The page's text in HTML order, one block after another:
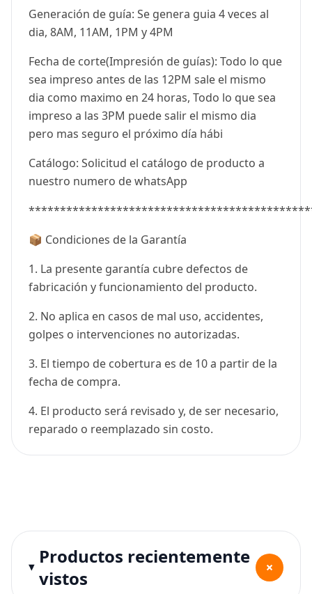
Generación de guía: Se genera guia 4 veces al
dia, 8AM, 11AM, 1PM y 4PM
Fecha de corte(Impresión de guías): Todo lo que
sea impreso antes de las 12PM sale el mismo
dia como maximo en 24 horas, Todo lo que sea
impreso a las 3PM puede salir el mismo dia
pero mas seguro el próximo día hábi
Catálogo: Solicitud el catálogo de producto a
nuestro numero de whatsApp
📦 Condiciones de la Garantía
1. La presente garantía cubre defectos de
fabricación y funcionamiento del producto.
2. No aplica en casos de mal uso, accidentes,
golpes o intervenciones no autorizadas.
3. El tiempo de cobertura es de 10 a partir de la
fecha de compra.
4. El producto será revisado y, de ser necesario,
reparado o reemplazado sin costo.
Productos recientemente
vistos
+